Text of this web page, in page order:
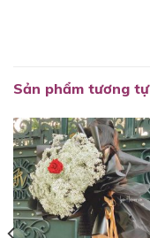
Sản phẩm tương tự